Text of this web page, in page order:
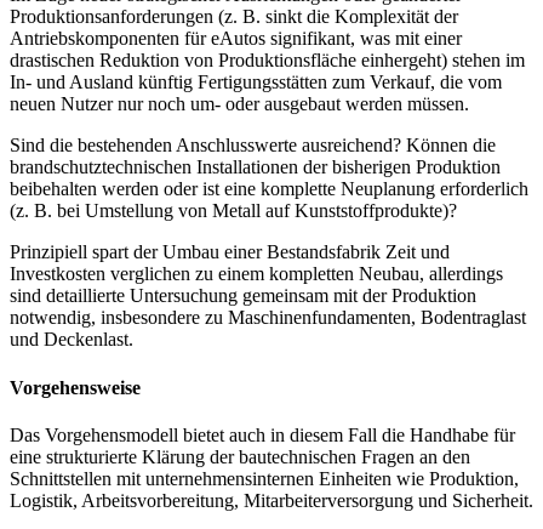
Produktionsanforderungen (z. B. sinkt die Komplexität der
Antriebskomponenten für eAutos signifikant, was mit einer
drastischen Reduktion von Produktionsfläche einhergeht) stehen im
In- und Ausland künftig Fertigungsstätten zum Verkauf, die vom
neuen Nutzer nur noch um- oder ausgebaut werden müssen.
Sind die bestehenden Anschlusswerte ausreichend? Können die
brandschutztechnischen Installationen der bisherigen Produktion
beibehalten werden oder ist eine komplette Neuplanung erforderlich
(z. B. bei Umstellung von Metall auf Kunststoffprodukte)?
Prinzipiell spart der Umbau einer Bestandsfabrik Zeit und
Investkosten verglichen zu einem kompletten Neubau, allerdings
sind detaillierte Untersuchung gemeinsam mit der Produktion
notwendig, insbesondere zu Maschinenfundamenten, Bodentraglast
und Deckenlast.
Vorgehensweise
Das Vorgehensmodell bietet auch in diesem Fall die Handhabe für
eine strukturierte Klärung der bautechnischen Fragen an den
Schnittstellen mit unternehmensinternen Einheiten wie Produktion,
Logistik, Arbeitsvorbereitung, Mitarbeiterversorgung und Sicherheit.